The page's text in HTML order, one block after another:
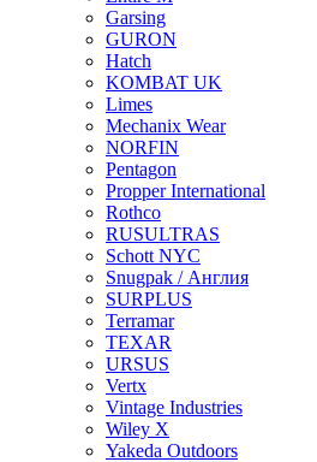
Garsing
GURON
Hatch
KOMBAT UK
Limes
Mechanix Wear
NORFIN
Pentagon
Propper International
Rothco
RUSULTRAS
Schott NYC
Snugpak / Англия
SURPLUS
Terramar
TEXAR
URSUS
Vertx
Vintage Industries
Wiley X
Yakeda Outdoors